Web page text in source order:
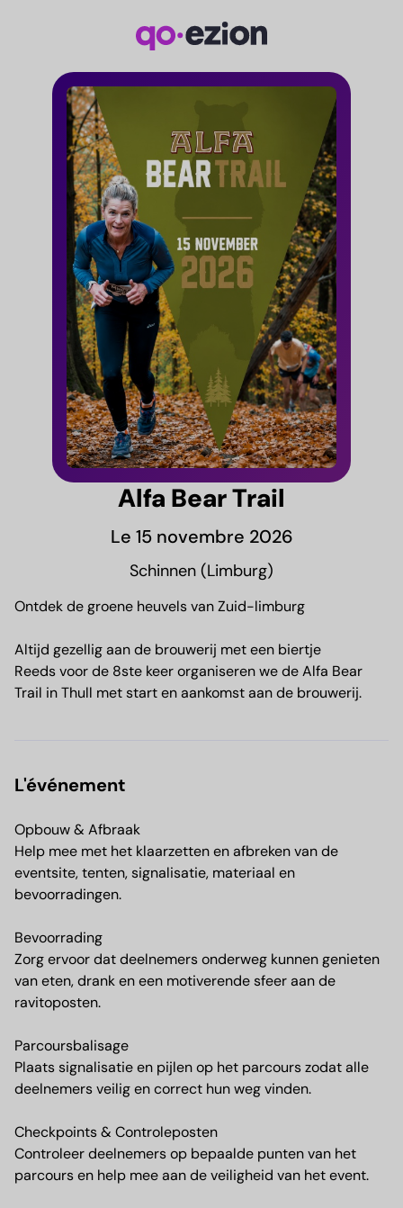
Alfa Bear Trail
Le 15 novembre 2026
Schinnen (Limburg)
Ontdek de groene heuvels van Zuid-limburg
Altijd gezellig aan de brouwerij met een biertje
Reeds voor de 8ste keer organiseren we de Alfa Bear
Trail in Thull met start en aankomst aan de brouwerij.
L'événement
Opbouw & Afbraak
Help mee met het klaarzetten en afbreken van de
eventsite, tenten, signalisatie, materiaal en
bevoorradingen.
Bevoorrading
Zorg ervoor dat deelnemers onderweg kunnen genieten
van eten, drank en een motiverende sfeer aan de
ravitoposten.
Parcoursbalisage
Plaats signalisatie en pijlen op het parcours zodat alle
deelnemers veilig en correct hun weg vinden.
Checkpoints & Controleposten
Controleer deelnemers op bepaalde punten van het
parcours en help mee aan de veiligheid van het event.